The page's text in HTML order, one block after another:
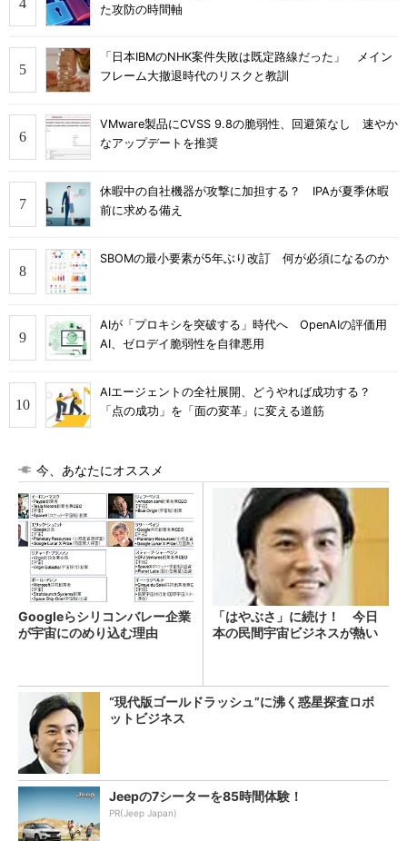
た攻防の時間軸
「日本IBMのNHK案件失敗は既定路線だった」 メイン
フレーム大撤退時代のリスクと教訓
VMware製品にCVSS 9.8の脆弱性、回避策なし 速やか
なアップデートを推奨
休暇中の自社機器が攻撃に加担する？ IPAが夏季休暇
前に求める備え
SBOMの最小要素が5年ぶり改訂 何が必須になるのか
AIが「プロキシを突破する」時代へ OpenAIの評価用
AI、ゼロデイ脆弱性を自律悪用
AIエージェントの全社展開、どうやれば成功する？
「点の成功」を「面の変革」に変える道筋
今、あなたにオススメ
Googleらシリコンバレー企業
が宇宙にのめり込む理由
「はやぶさ」に続け！ 今日
本の民間宇宙ビジネスが熱い
“現代版ゴールドラッシュ”に沸く惑星探査ロボ
ットビジネス
Jeepの7シーターを85時間体験！
PR(Jeep Japan)